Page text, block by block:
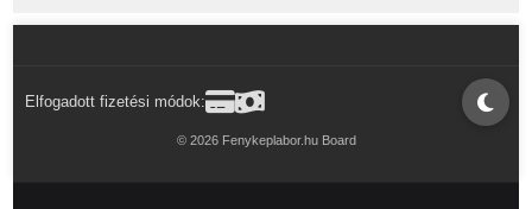
Elfogadott fizetési módok:
© 2026 Fenykeplabor.hu Board